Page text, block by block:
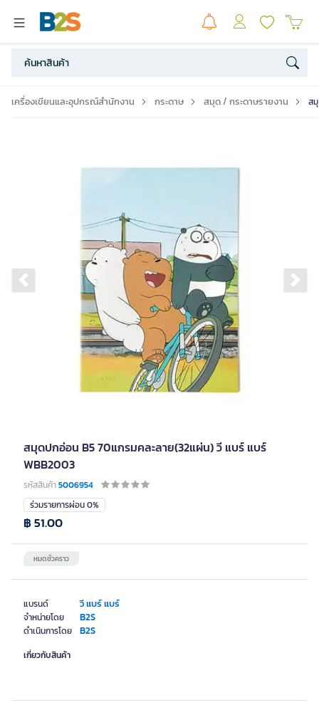
เครื่องเขียนและอุปกรณ์สำนักงาน กระดาษ สมุด / กระดาษรายงาน ส
Previous slide
สมุดปกอ่อน B5 70แกรมคละลาย(32แผ่น) วี แบร์ แบร์
WBB2003
รหัสสินค้า5006954
แบรนด์ วี แบร์ แบร์
จำหน่ายโดย B2S
ดำเนินการโดย B2S
ร่วมรายการผ่อน 0%
หมดชั่วคราว
฿ 51.00
เกี่ยวกับสินค้า